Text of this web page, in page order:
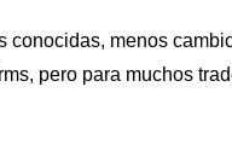
menos
pero para muchos